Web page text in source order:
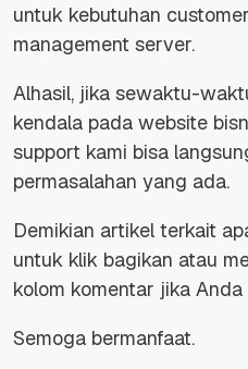
untuk kebutuhan
management server.
Alhasil, jika sewaktu-
kendala pada website
support kami bisa
permasalahan yang ada.
Demikian artikel terkait
untuk klik bagikan atau
kolom komentar jika
Semoga bermanfaat.